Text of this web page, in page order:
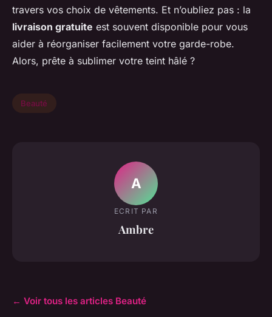
travers vos choix de vêtements. Et n’oubliez pas : la
livraison gratuite est souvent disponible pour vous
aider à réorganiser facilement votre garde-robe.
Alors, prête à sublimer votre teint hâlé ?
Beauté
A
ECRIT PAR
Ambre
← Voir tous les articles Beauté